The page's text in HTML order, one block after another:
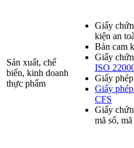
Sản xuất, chế
biến, kinh doanh
thực phẩm
Giấy
kiện an
Bản cam
Giấy
ISO
Giấy
Giấy
CFS
Giấy
mã số,